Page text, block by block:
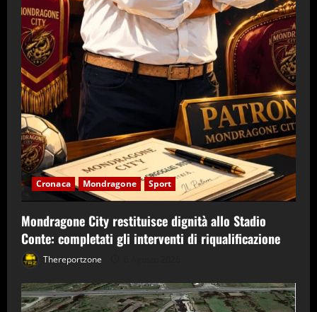
Cronaca Mondragone Sport
Mondragone City restituisce dignità allo Stadio
Conte: completati gli interventi di riqualificazione
Thereportzone